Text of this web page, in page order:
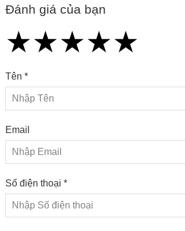
Đánh giá của bạn
★
★★
★★★
★★★★
★★★★★
Tên *
Email
Số điện thoại *